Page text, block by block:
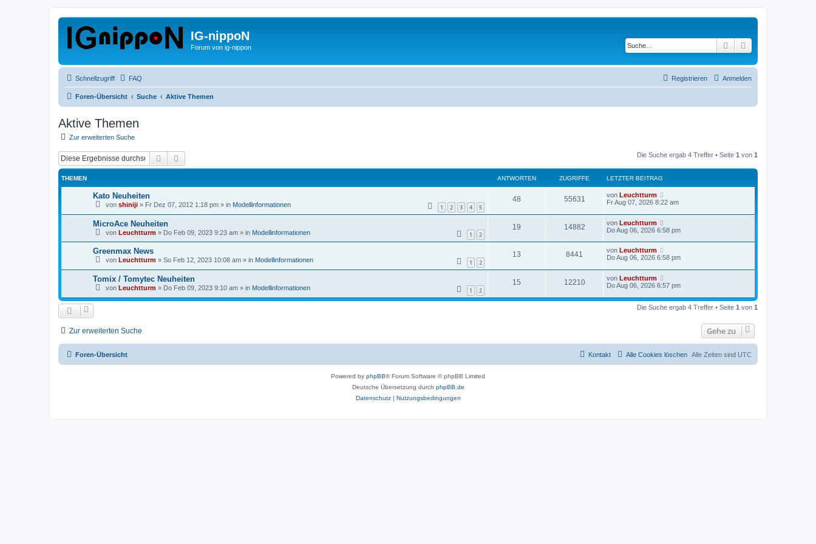
IG-nippoN
Forum von ig-nippon Suche
Schnellzugriff FAQ Anmelden
Registrieren
Foren-Übersicht Suche Aktive Themen
Aktive Themen
Zur erweiterten Suche
Suche Die Suche ergab 4 Treffer • Seite 1 von 1
THEMEN ANTWORTEN ZUGRIFFE LETZTER BEITRAG
Kato Neuheiten
von shiniji » Fr Dez 07, 2012 1:18 pm » in Modellinformationen 1 2 3 4 5
48 55631 von Leuchtturm
Fr Aug 07, 2026 8:22 am
MicroAce Neuheiten
von Leuchtturm » Do Feb 09, 2023 9:23 am » in Modellinformationen 1 2
19 14882 von Leuchtturm
Do Aug 06, 2026 6:58 pm
Greenmax News
von Leuchtturm » So Feb 12, 2023 10:08 am » in Modellinformationen 1 2
13 8441 von Leuchtturm
Do Aug 06, 2026 6:58 pm
Tomix / Tomytec Neuheiten
von Leuchtturm » Do Feb 09, 2023 9:10 am » in Modellinformationen 1 2
15 12210 von Leuchtturm
Do Aug 06, 2026 6:57 pm
Die Suche ergab 4 Treffer • Seite 1 von 1
Zur erweiterten Suche Gehe zu
Foren-Übersicht Alle Zeiten sind UTC
Alle Cookies löschen
Kontakt
Powered by phpBB® Forum Software © phpBB Limited
Deutsche Übersetzung durch phpBB.de
Datenschutz| Nutzungsbedingungen